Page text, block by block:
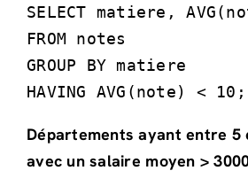
SELECT matiere,
FROM notes
GROUP BY matiere
HAVING AVG(note) < 10;
Départements ayant entre 5
avec un salaire moyen >